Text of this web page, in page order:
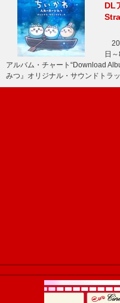
DL
日
アルバム・チャート“Download
みつ』オリジナル・サウンドトラ